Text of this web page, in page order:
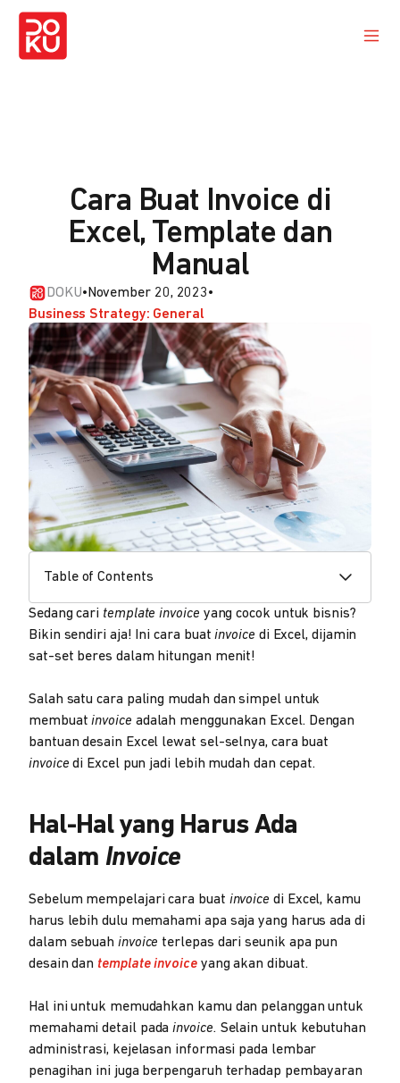
Cara Buat Invoice di
Excel, Template dan
Manual
DOKU• November 20, 2023•
Business Strategy: General
Table of Contents
Sedang cari template invoice yang cocok untuk bisnis?
Bikin sendiri aja! Ini cara buatinvoice di Excel, dijamin
sat-set beres dalam hitungan menit!
Salah satu cara paling mudah dan simpel untuk
membuatinvoice adalah menggunakan Excel. Dengan
bantuan desain Excel lewat sel-selnya, cara buat
invoicedi Excel pun jadi lebih mudah dan cepat.
Hal-Hal yang Harus Ada
dalam Invoice
Sebelum mempelajari cara buat invoice di Excel, kamu
harus lebih dulu memahami apa saja yang harus ada di
dalam sebuah invoice terlepas dari seunik apa pun
desain dan template invoice yang akan dibuat.
Hal ini untuk memudahkan kamu dan pelanggan untuk
memahami detail padainvoice. Selain untuk kebutuhan
administrasi, kejelasan informasi pada lembar
penagihan ini juga berpengaruh terhadap pembayaran